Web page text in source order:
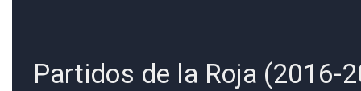
Partidos de la Roja (2016-